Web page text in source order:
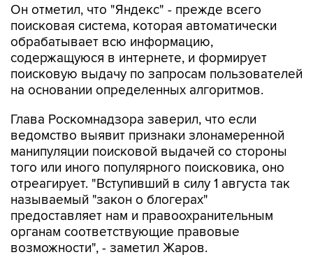
Он отметил, что "Яндекс" - прежде всего
поисковая система, которая автоматически
обрабатывает всю информацию,
содержащуюся в интернете, и формирует
поисковую выдачу по запросам пользователей
на основании определенных алгоритмов.
Глава Роскомнадзора заверил, что если
ведомство выявит признаки злонамеренной
манипуляции поисковой выдачей со стороны
того или иного популярного поисковика, оно
отреагирует. "Вступивший в силу 1 августа так
называемый "закон о блогерах"
предоставляет нам и правоохранительным
органам соответствующие правовые
возможности", - заметил Жаров.